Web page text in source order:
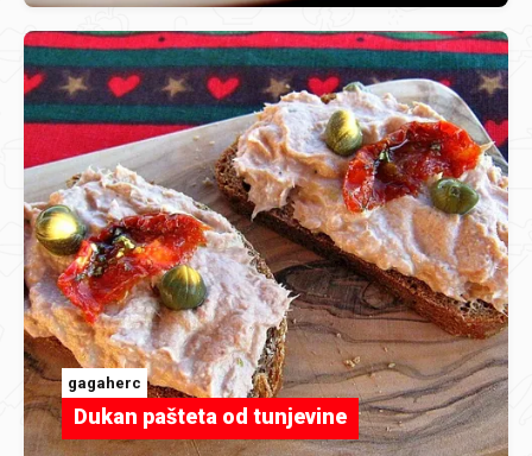
gagaherc
Dukan pašteta od tunjevine